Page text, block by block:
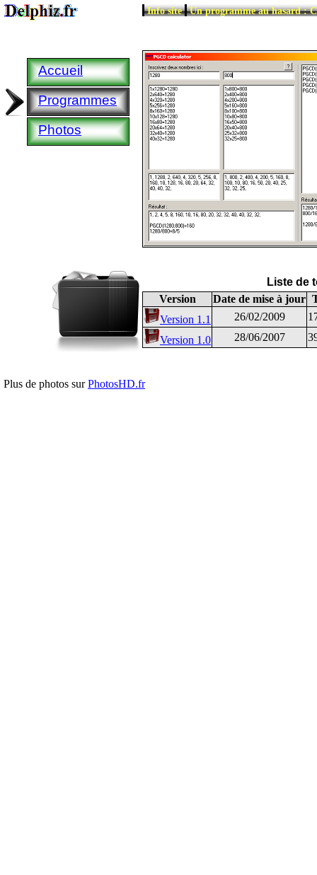
Info site Un programme au hasard :
Accueil
Programmes
Photos
Liste de
Version
Date de mise à jour
Version 1.1
26/02/2009
Version 1.0
28/06/2007
Plus de photos surPhotosHD.fr